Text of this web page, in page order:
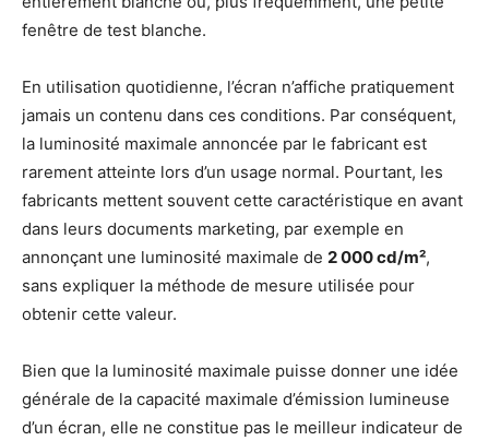
fenêtre de test blanche.
En utilisation quotidienne, l’écran n’affiche pratiquement
jamais un contenu dans ces conditions. Par conséquent,
la luminosité maximale annoncée par le fabricant est
rarement atteinte lors d’un usage normal. Pourtant, les
fabricants mettent souvent cette caractéristique en avant
dans leurs documents marketing, par exemple en
annonçant une luminosité maximale de 2 000 cd/m²,
sans expliquer la méthode de mesure utilisée pour
obtenir cette valeur.
Bien que la luminosité maximale puisse donner une idée
générale de la capacité maximale d’émission lumineuse
d’un écran, elle ne constitue pas le meilleur indicateur de